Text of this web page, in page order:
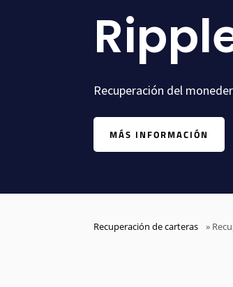
Recuperación del
MÁS INFORMACIÓN
Recuperación de carteras »